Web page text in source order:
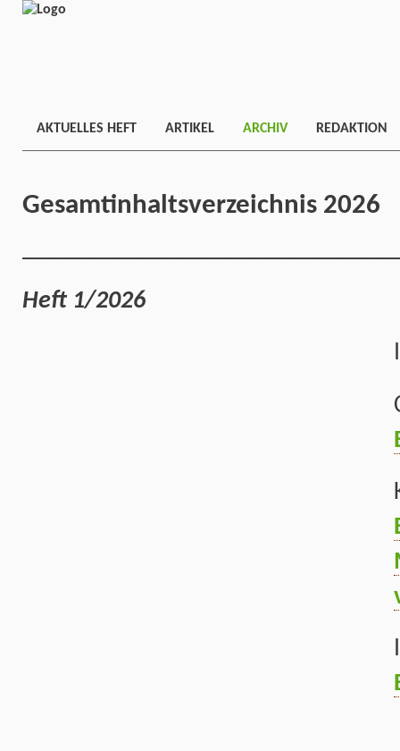
AKTUELLES HEFT ARTIKEL ARCHIV REDAKTION
Gesamtinhaltsverzeichnis 2026
Heft 1/2026